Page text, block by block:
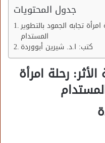
جدول المحتويات
تجابه الجمود بالتطوير
المستدام
كتب: ا.د. شيرين أبووردة
رحلة امرأة